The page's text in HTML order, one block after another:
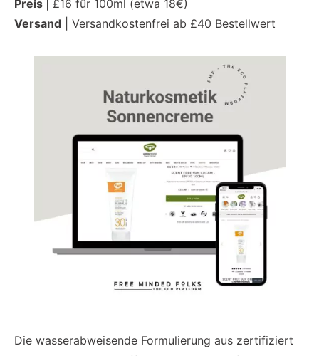
Preis
| £16 für 100ml (etwa 18€)
Versand | Versandkostenfrei ab £40 Bestellwert
Die wasserabweisende Formulierung aus zertifiziert